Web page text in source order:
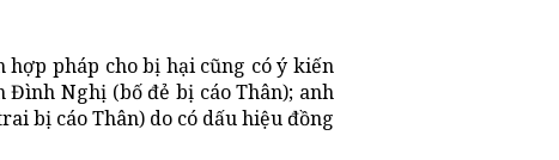
pháp cho bị hại cũng có ý kiến
Nghị (bố đẻ bị cáo Thân); anh
bị cáo Thân) do có dấu hiệu đồng